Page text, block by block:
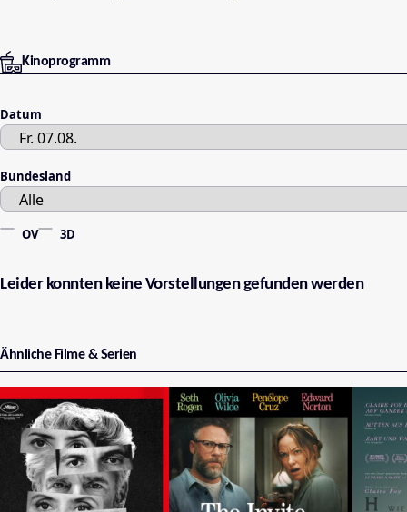
Kinoprogramm
Datum
Bundesland
OV 3D
Leider konnten keine Vorstellungen gefunden werden
Ähnliche Filme & Serien